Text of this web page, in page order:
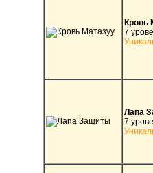
Кровь
7
Лапа
7